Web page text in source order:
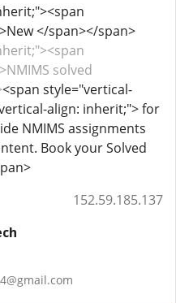
</span></span>
solved
<span style="vertical-
align: inherit;"> for
NMIMS assignments
Book your Solved
152.59.185.137